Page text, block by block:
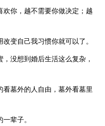
欢你，越不需要你做决定；越
变自己我习惯你就可以了。
没想到婚后生活这么复杂，
墓外的人自由，墓外看墓里
辈子。